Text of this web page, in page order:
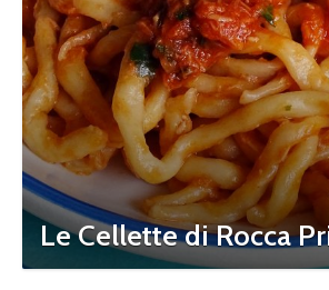
Le Cellette di Rocca